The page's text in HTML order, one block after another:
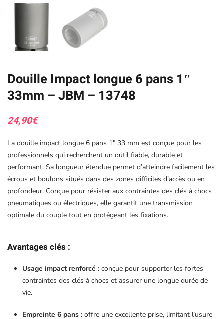
Douille Impact longue 6 pans 1″
33mm – JBM – 13748
24,90€
La douille impact longue 6 pans 1″ 33 mm est conçue pour les
professionnels qui recherchent un outil fiable, durable et
performant. Sa longueur étendue permet d’atteindre facilement les
écrous et boulons situés dans des zones difficiles d’accès ou en
profondeur. Conçue pour résister aux contraintes des clés à chocs
pneumatiques ou électriques, elle garantit une transmission
optimale du couple tout en protégeant les fixations.
Avantages clés :
Usage impact renforcé : conçue pour supporter les fortes
contraintes des clés à chocs et assurer une longue durée de
vie.
Empreinte 6 pans : offre une excellente prise, limitant l’usure